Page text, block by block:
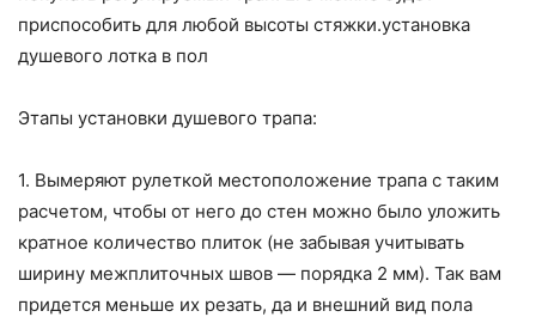
приспособить для любой высоты стяжки.установка
душевого лотка в пол
Этапы установки душевого трапа:
1. Вымеряют рулеткой местоположение трапа с таким
расчетом, чтобы от него до стен можно было уложить
кратное количество плиток (не забывая учитывать
ширину межплиточных швов — порядка 2 мм). Так вам
придется меньше их резать, да и внешний вид пола